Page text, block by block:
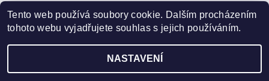
Zboží.cz | Heureka.cz | Hot-fix.cz | Crystalstyle.cz
2026 ©Vysivaci.cz, všechna práva vyhrazena
Tento web používá soubory cookie. Dalším procházením
tohoto webu vyjadřujete souhlas s jejich používáním.
NASTAVENÍ